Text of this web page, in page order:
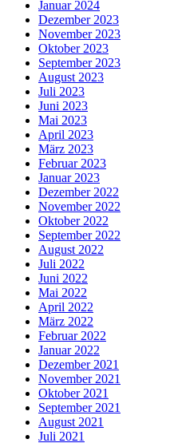
Januar 2024
Dezember 2023
November 2023
Oktober 2023
September 2023
August 2023
Juli 2023
Juni 2023
Mai 2023
April 2023
März 2023
Februar 2023
Januar 2023
Dezember 2022
November 2022
Oktober 2022
September 2022
August 2022
Juli 2022
Juni 2022
Mai 2022
April 2022
März 2022
Februar 2022
Januar 2022
Dezember 2021
November 2021
Oktober 2021
September 2021
August 2021
Juli 2021